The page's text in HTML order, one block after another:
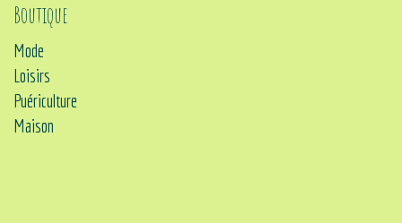
Boutique
Mode
Loisirs
Puériculture
Maison